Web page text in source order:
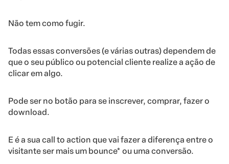
Não tem como fugir.
Todas essas conversões (e várias outras) dependem de
que o seu público ou potencial cliente realize a ação de
clicar em algo.
Pode ser no botão para se inscrever, comprar, fazer o
download.
E é a sua call to action que vai fazer a diferença entre o
visitante ser mais um bounce* ou uma conversão.